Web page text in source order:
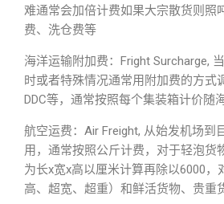
难通常会加倍计费如果大宗散货则照
费、洗仓费等
海洋运输附加费：Fright Surcharge,
时或者特殊情况通常用附加费的方式
DDC等，通常按照每个集装箱计价随
航空运费：Air Freight, 从始发机场到
用，通常按照公斤计费，对于轻泡货
为长x宽x高以厘米计算再除以6000，
高、超宽、超重）和鲜活货物、贵重